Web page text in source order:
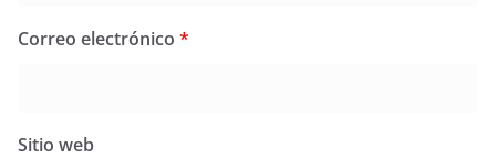
Correo electrónico *
Sitio web